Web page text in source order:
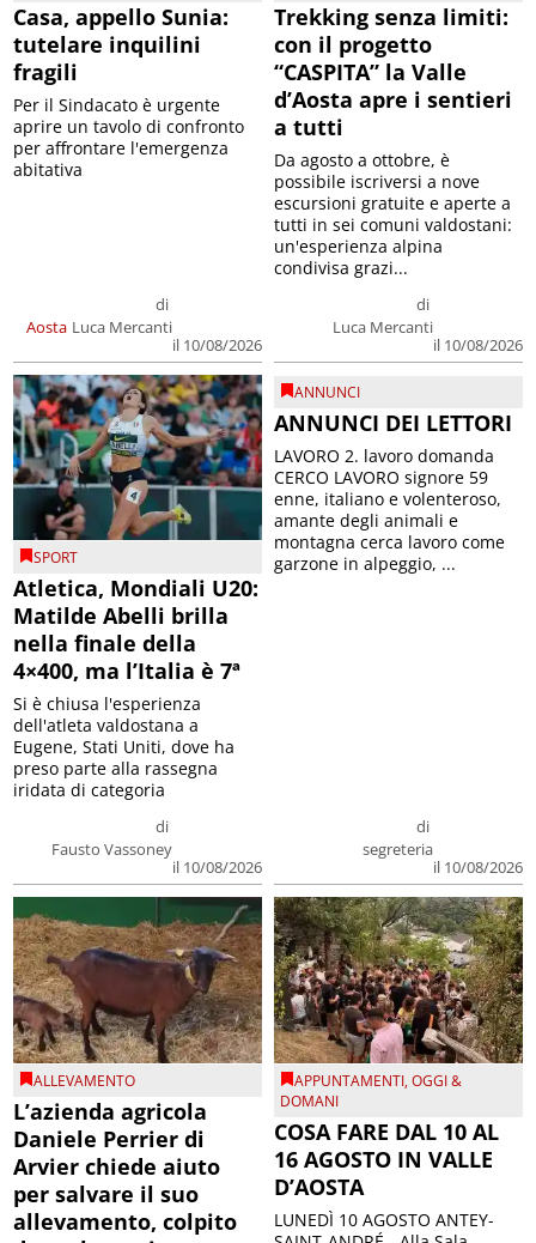
Casa, appello Sunia:
tutelare inquilini
fragili
Aosta
di
Luca Mercanti
il 10/08/2026
Per il Sindacato è urgente
aprire un tavolo di confronto
per affrontare l'emergenza
abitativa
Trekking senza limiti:
con il progetto
“CASPITA” la Valle
d’Aosta apre i sentieri
a tutti
di
Luca Mercanti
il 10/08/2026
Da agosto a ottobre, è
possibile iscriversi a nove
escursioni gratuite e aperte a
tutti in sei comuni valdostani:
un'esperienza alpina
condivisa grazi...
SPORT
Atletica, Mondiali U20:
Matilde Abelli brilla
nella finale della
4×400, ma l’Italia è 7ª
di
Fausto Vassoney
il 10/08/2026
Si è chiusa l'esperienza
dell'atleta valdostana a
Eugene, Stati Uniti, dove ha
preso parte alla rassegna
iridata di categoria
ANNUNCI
ANNUNCI DEI LETTORI
di
segreteria
il 10/08/2026
LAVORO 2. lavoro domanda
CERCO LAVORO signore 59
enne, italiano e volenteroso,
amante degli animali e
montagna cerca lavoro come
garzone in alpeggio, ...
ALLEVAMENTO
L’azienda agricola
Daniele Perrier di
Arvier chiede aiuto
per salvare il suo
allevamento, colpito
APPUNTAMENTI,OGGI &
DOMANI
COSA FARE DAL 10 AL
16 AGOSTO IN VALLE
D’AOSTA
LUNEDÌ 10 AGOSTO ANTEY-